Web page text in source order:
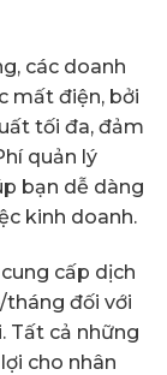
các doanh
mất điện, bởi
tối đa, đảm
quản lý
bạn dễ dàng
kinh doanh.
cấp dịch
tháng đối với
Tất cả những
cho nhân